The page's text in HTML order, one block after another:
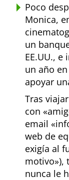
Poco
Monica,
un
EE.UU.,
un año
apoyar
Tras
con
email
web de
exigía al
motivo ),
nunca le